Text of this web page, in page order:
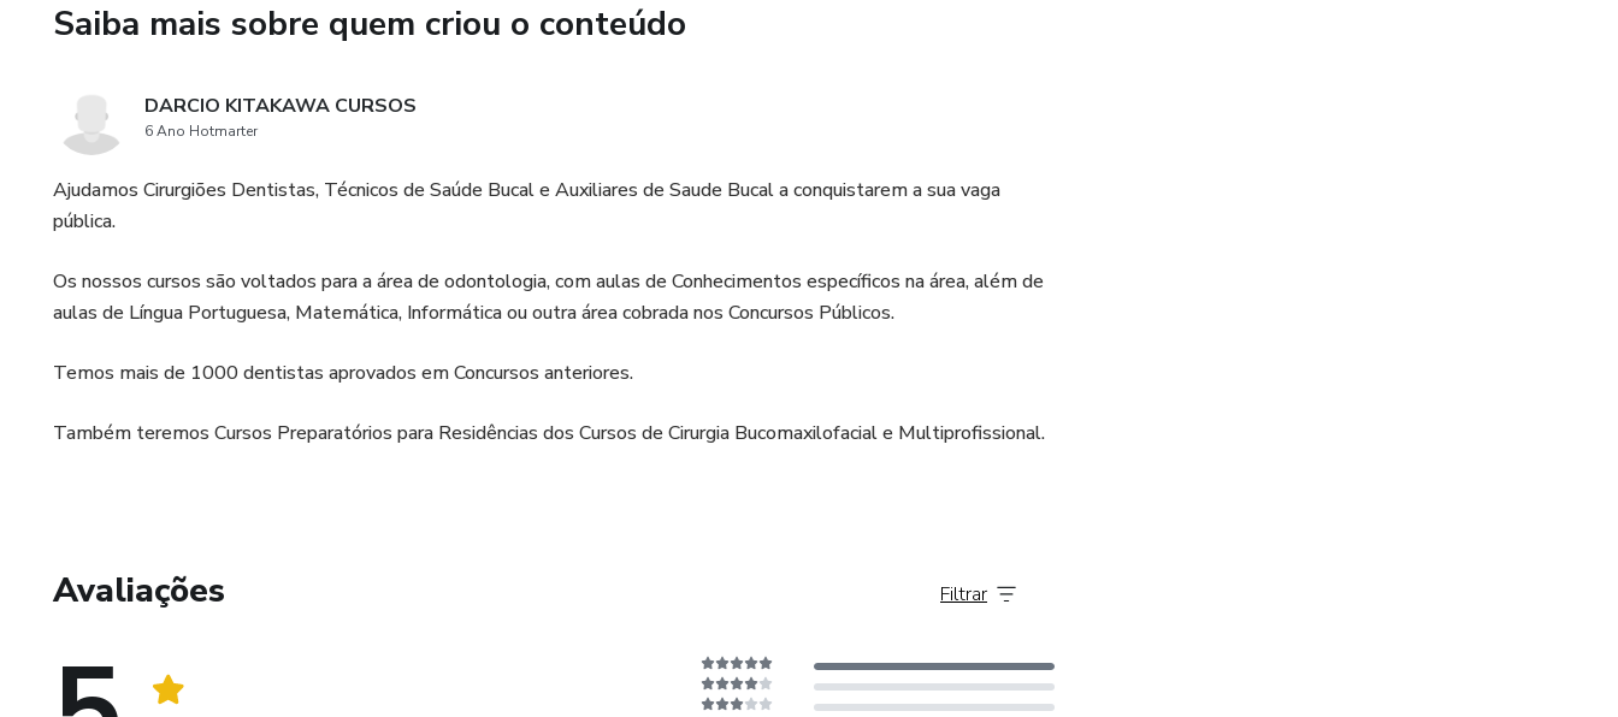
Saiba mais sobre quem criou o conteúdo
DARCIO KITAKAWA CURSOS
6 Ano Hotmarter
Ajudamos Cirurgiões Dentistas, Técnicos de Saúde Bucal e Auxiliares de Saude Bucal a conquistarem a sua vaga
pública.
Os nossos cursos são voltados para a área de odontologia, com aulas de Conhecimentos específicos na área, além de
aulas de Língua Portuguesa, Matemática, Informática ou outra área cobrada nos Concursos Públicos.
Temos mais de 1000 dentistas aprovados em Concursos anteriores.
Também teremos Cursos Preparatórios para Residências dos Cursos de Cirurgia Bucomaxilofacial e Multiprofissional.
Avaliações Filtrar